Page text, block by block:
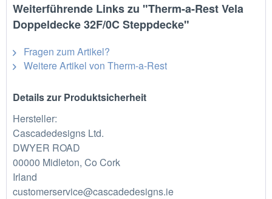
Weiterführende Links zu "Therm-a-Rest Vela
Doppeldecke 32F/0C Steppdecke"
Fragen zum Artikel?
Weitere Artikel von Therm-a-Rest
Details zur Produktsicherheit
Hersteller:
Cascadedesigns Ltd.
DWYER ROAD
00000 Midleton, Co Cork
Irland
customerservice@cascadedesigns.ie